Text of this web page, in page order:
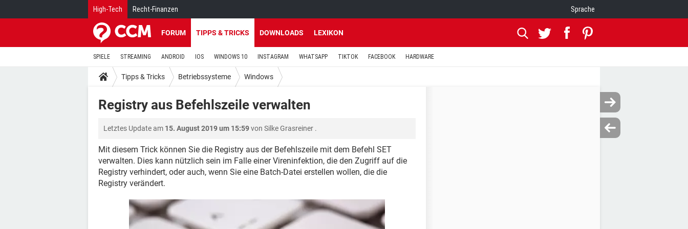
High-Tech Recht-Finanzen Sprache
FORUM TIPPS & TRICKS DOWNLOADS LEXIKON
SPIELE STREAMING ANDROID IOS WINDOWS 10 INSTAGRAM WHATSAPP TIKTOK FACEBOOK HARDWARE
Tipps & Tricks Betriebssysteme Windows
Registry aus Befehlszeile verwalten
Letztes Update am 15. August 2019 um 15:59von Silke Grasreiner .
Mit diesem Trick können Sie die Registry aus der Befehlszeile mit dem Befehl SET
verwalten. Dies kann nützlich sein im Falle einer Vireninfektion, die den Zugriff auf die
Registry verhindert, oder auch, wenn Sie eine Batch-Datei erstellen wollen, die die
Registry verändert.